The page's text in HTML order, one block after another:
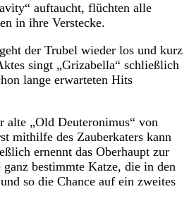
auftaucht, flüchten alle
in ihre Verstecke.
der Trubel wieder los und kurz
singt „Grizabella“ schließlich
lange erwarteten Hits
„Old Deuteronimus“ von
mithilfe des Zauberkaters kann
ernennt das Oberhaupt zur
bestimmte Katze, die in den
so die Chance auf ein zweites